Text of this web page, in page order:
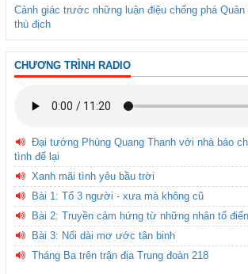
Cảnh giác trước những luận điệu chống phá
thù địch
CHƯƠNG TRÌNH RADIO
Đại tướng Phùng Quang Thanh với nhà báo
tình để lại
Xanh mãi tình yêu bầu trời
Bài 1: Tổ 3 người - xưa mà không cũ
Bài 2: Truyền cảm hứng từ những nhân tố
Bài 3: Nối dài mơ ước tân binh
Tháng Ba trên trận địa Trung đoàn 218